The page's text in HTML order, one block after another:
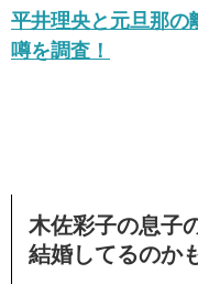
平井理央と元旦那の
噂を調査！
木佐彩子の息子
結婚してるのか